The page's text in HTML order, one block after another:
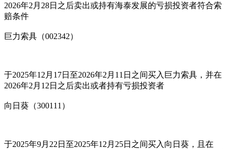
2026年2月28日之后卖出或持有海泰发展的亏损投资者符合索
赔条件
巨力索具（002342）
于2025年12月17日至2026年2月11日之间买入巨力索具，并在
2026年2月12日之后卖出或者持有亏损投资者
向日葵（300111）
于2025年9月22日至2025年12月25日之间买入向日葵，且在